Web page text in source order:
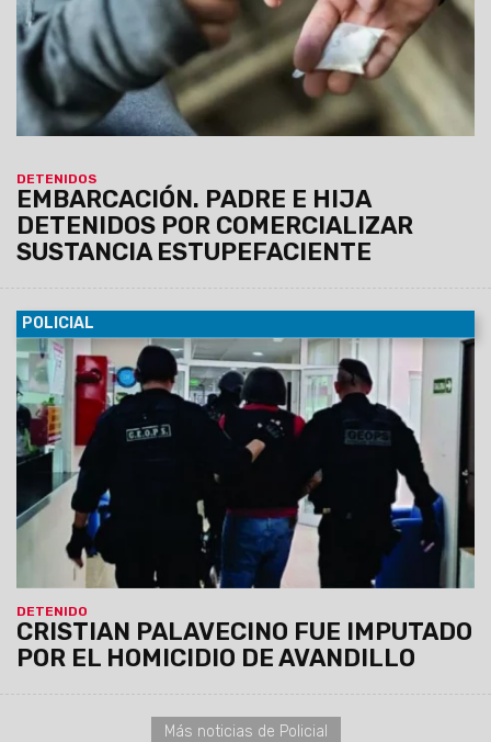
DETENIDOS
EMBARCACIÓN. PADRE E HIJA
DETENIDOS POR COMERCIALIZAR
SUSTANCIA ESTUPEFACIENTE
POLICIAL
DETENIDO
CRISTIAN PALAVECINO FUE IMPUTADO
POR EL HOMICIDIO DE AVANDILLO
09/02/2024
Está acusado de forma provisional de ser el
autor material del homicidio ocurrido en la ciudad de Orán el
pasado mes de mayo de 2023. Asimismo Julio Tolaba, fue
imputado por el presunto encubrimiento del homicidio.
Más noticias de Policial